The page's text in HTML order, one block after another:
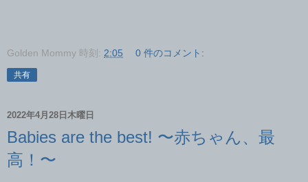
Golden Mommy 時刻: 2:05 0 件のコメント:
共有
2022年4月28日木曜日
Babies are the best! 〜赤ちゃん、最
高！〜